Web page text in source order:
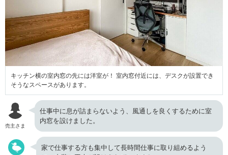
キッチン横の室内窓の先には洋室が！ 室内窓付近には、デスクが設置でき
そうなスペースがあります。
売主さま
仕事中に息が詰まらないよう、風通しを良くするために室
内窓を設けました。
家で仕事する方も集中して長時間仕事に取り組めるよう